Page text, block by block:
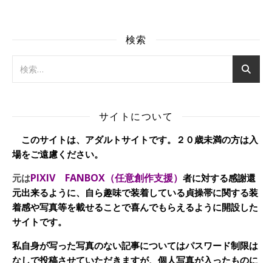
検索
サイトについて
このサイトは、アダルトサイトです。２０歳未満の方は入
場をご遠慮ください。
元はPIXIV FANBOX（任意創作支援） 者に対する感謝還
元出来るように、自ら趣味で装着している貞操帯に関する装
着感や写真等を載せることで喜んでもらえるように開設した
サイトです。
私自身が写った写真のない記事についてはパスワード制限は
なしで投稿させていただきますが、個人写真が入ったものに